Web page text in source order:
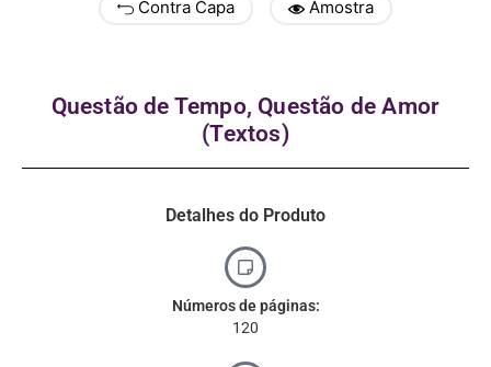
Contra Capa Amostra
Questão de Tempo, Questão de Amor
(Textos)
Detalhes do Produto
Números de páginas:
120